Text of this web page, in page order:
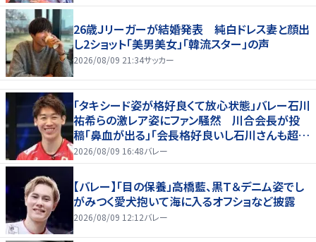
26歳Ｊリーガーが結婚発表 純白ドレス妻と顔出
し2ショット「美男美女」「韓流スター」の声
2026/08/09 21:34サッカー
「タキシード姿が格好良くて放心状態」バレー石川
祐希らの激レア姿にファン騒然 川合会長が投
稿「鼻血が出る」「会長格好良いし石川さんも超格
好いい」
2026/08/09 16:48バレー
【バレー】「目の保養」高橋藍、黒Ｔ＆デニム姿でし
がみつく愛犬抱いて海に入るオフショなど披露
2026/08/09 12:12バレー